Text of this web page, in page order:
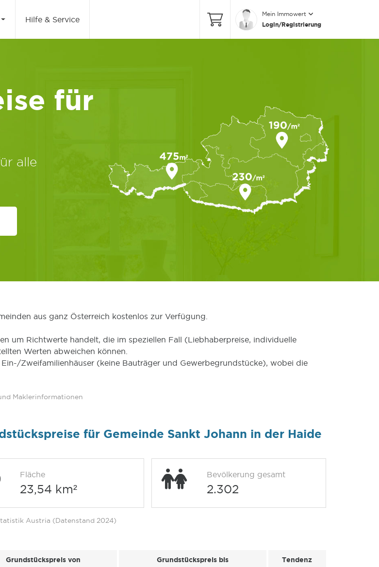
Hilfe & Service
Mein Immowert
Login/Registrierung
für
alle
aus ganz Österreich kostenlos zur Verfügung.
um Richtwerte handelt, die im speziellen Fall (Liebhaberpreise, individuelle
Werten abweichen können.
Zweifamilienhäuser (keine Bauträger und Gewerbegrundstücke), wobei die
Maklerinformationen
für Gemeinde Sankt Johann in der Haide
Fläche
23,54 km²
Bevölkerung gesamt
2.302
Austria (Datenstand 2024)
Grundstückspreis von Grundstückspreis bis Tendenz